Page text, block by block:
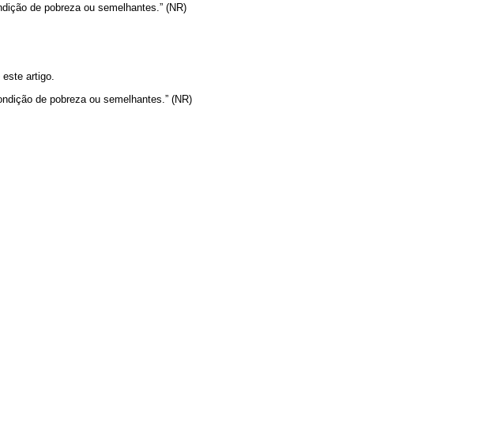
de pobreza ou semelhantes.” (NR)
este artigo.
de pobreza ou semelhantes.” (NR)